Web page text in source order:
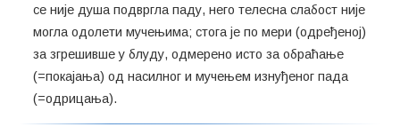
се није душа подвргла паду, него телесна слабост није
могла одолети мучењима; стога је по мери (одређеној)
за згрешивше у блуду, одмерено исто за обраћање
(=покајања) од насилног и мучењем изнуђеног пада
(=одрицања).